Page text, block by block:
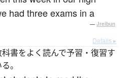
had three exams in a
— Jreibun
Details ▸
書をよく読んで予習・復習す
。